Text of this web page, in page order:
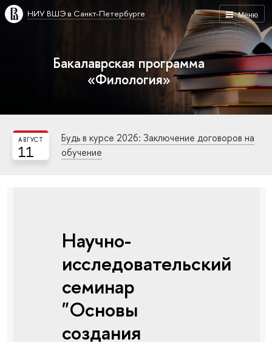
Меню
НИУ ВШЭ в Санкт-Петербурге
Бакалаврская программа
«Филология»
11
АВГУСТ
Будь в курсе 2026: Заключение договоров на
обучение
Научно-
исследовательский
семинар
"Основы
создания